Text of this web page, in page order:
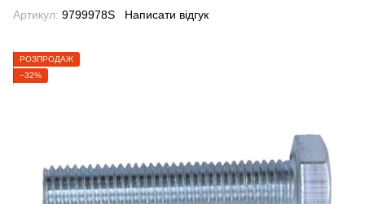
Артикул: 9799978S Написати відгук
РОЗПРОДАЖ
−32%